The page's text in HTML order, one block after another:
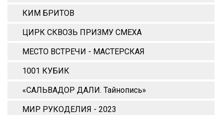
КИМ БРИТОВ
ЦИРК СКВОЗЬ ПРИЗМУ СМЕХА
МЕСТО ВСТРЕЧИ - МАСТЕРСКАЯ
1001 КУБИК
«САЛЬВАДОР ДАЛИ. Тайнопись»
МИР РУКОДЕЛИЯ - 2023